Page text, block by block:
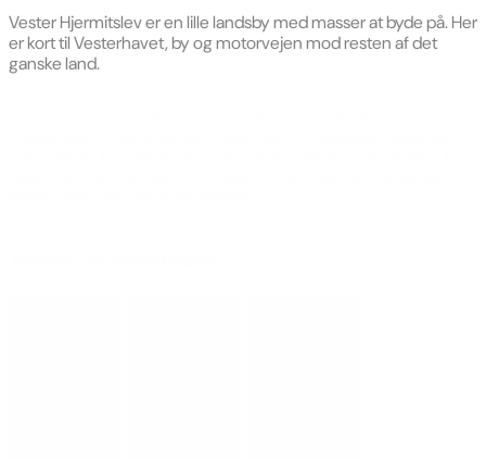
Vester Hjermitslev er en lille landsby med masser at byde på. Her
er kort til Vesterhavet, by og motorvejen mod resten af det
ganske land.